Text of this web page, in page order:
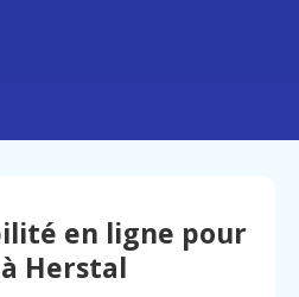
en ligne pour
Herstal